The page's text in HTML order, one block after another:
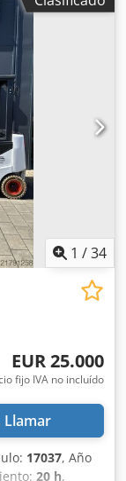
mm, longitud
trasero:
de serie:
1 /34
EUR 25.000
fijo IVA no incluído
Llamar
17037, Año
20 h,